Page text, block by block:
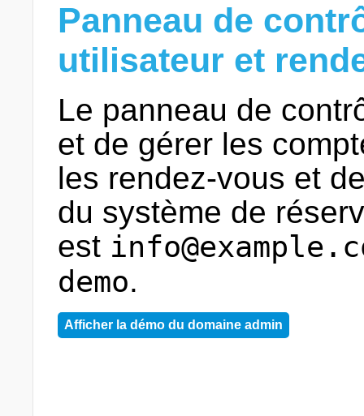
Panneau de
utilisateur et
Le panneau de
et de gérer les
les rendez-vous et
du système de
est
demo.
Afficher la démo du domaine admin